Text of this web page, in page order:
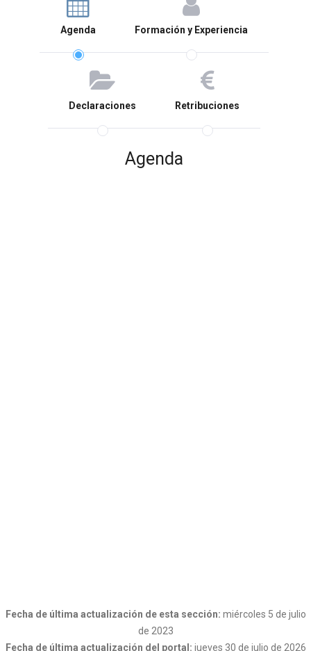
Agenda Formación y Experiencia
Declaraciones Retribuciones
Agenda
Fecha de última actualización de esta sección: miércoles 5 de julio
de 2023
Fecha de última actualización del portal: jueves 30 de julio de 2026